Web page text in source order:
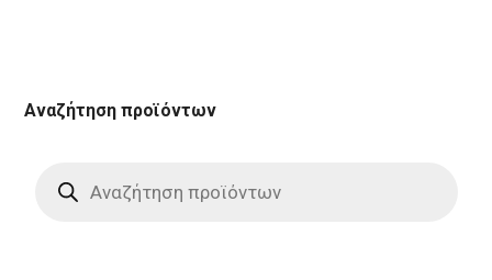
Αναζήτηση προϊόντων
search